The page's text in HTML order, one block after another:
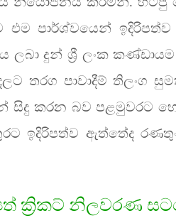
පාර්ශ්වයෙන්
දුන් ශ්‍රී ලංක කණ්ඩායම
තරග පාවාදීම් තිලංග
සිදු කරන බව පළමුවරට
ඉදිරිපත්ව ඇත්තේද
ක්‍රිකට් නිලවරණ